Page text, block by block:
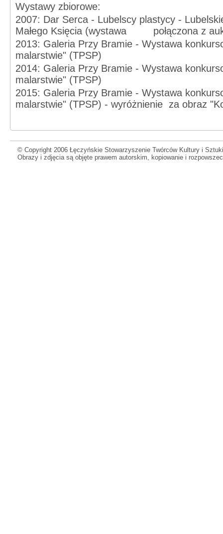
Wystawy zbiorowe:
2007: Dar Serca - Lubelscy plastycy -
Małego Księcia (wystawa
połączona z
2013: Galeria Przy Bramie - Wystawa
malarstwie" (TPSP)
2014: Galeria Przy Bramie - Wystawa
malarstwie" (TPSP)
2015: Galeria Przy Bramie - Wystawa
malarstwie" (TPSP) - wyróżnienie za obraz
© Copyright 2006 Łęczyńskie Stowarzyszenie Twórców Kultury i
Obrazy i zdjęcia są objęte prawem autorskim, kopiowanie i